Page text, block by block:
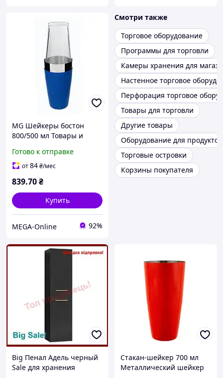
MG Шейкеры бостон
800/500 мл Товары и
Шейкер из стали
Металлический шейкер
Готово к отправке
от84₴/мес
839.70₴
Купить
MEGA-Online 92%
Смотри также
Торговое оборудование
Программы для торговли
Камеры хранения для
Настенное торговое
Перфорация торговое
Товары для торговли
Другие товары
Оборудование для
Торговые островки
Корзины покупателя
Big Пенал Адель черный
Sale для хранения
Стакан-шейкер 700 мл
Металлический шейкер